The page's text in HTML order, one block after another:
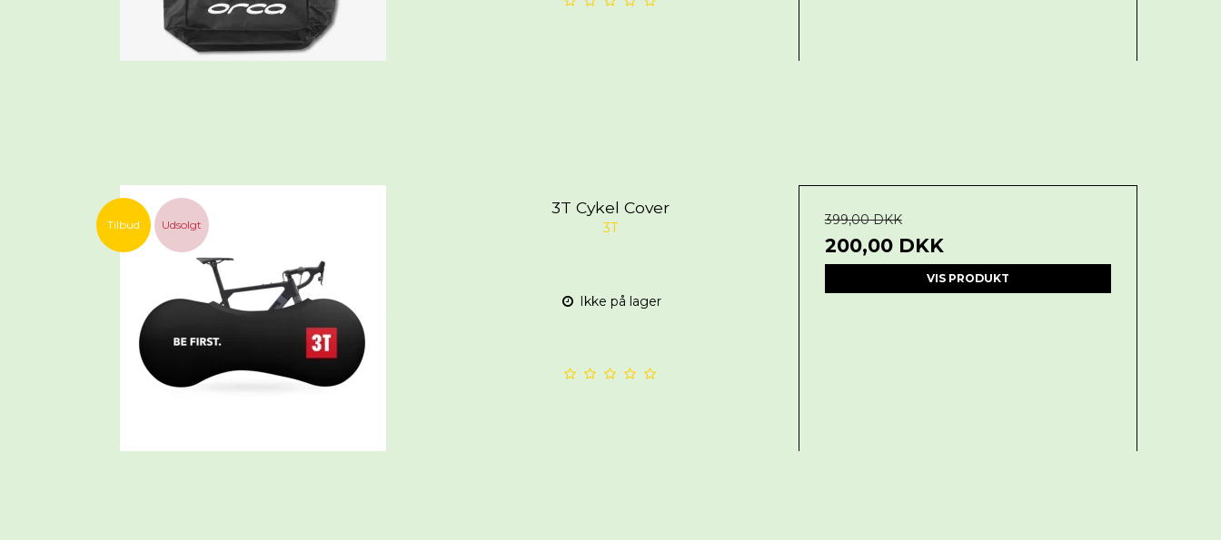
Tilbud Udsolgt
3T Cykel Cover
3T
Ikke på lager
399,00 DKK
200,00 DKK
VIS PRODUKT